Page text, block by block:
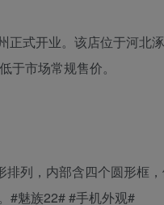
式开业。该店位于河北
于市场常规售价。
列，内部含四个圆形框
#魅族22# #手机外观#